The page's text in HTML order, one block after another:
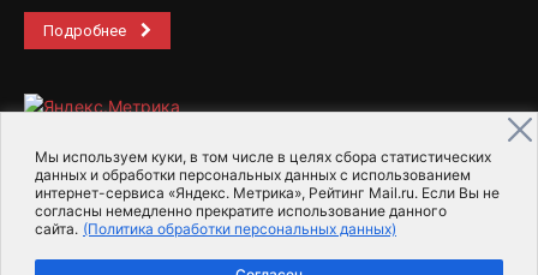
Мы используем куки, в том числе в целях сбора статистических
данных и обработки персональных данных с использованием
интернет-сервиса «Яндекс. Метрика», Рейтинг Mail.ru. Если Вы не
согласны немедленно прекратите использование данного
сайта. (Политика обработки персональных данных)
Подробнее
2015-2026- Информационное агентство МедиаПоток
Для справки Об издании
Пользовательское соглашение